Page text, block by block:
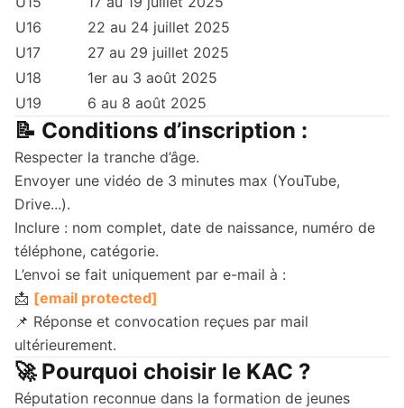
U16
22 au 24 juillet 2025
U17
27 au 29 juillet 2025
U18
1er au 3 août 2025
U19
6 au 8 août 2025
📝 Conditions d’inscription :
Respecter la tranche d’âge.
Envoyer une vidéo de 3 minutes max (YouTube,
Drive...).
Inclure : nom complet, date de naissance, numéro de
téléphone, catégorie.
L’envoi se fait uniquement par e-mail à :
📩 [email protected]
📌 Réponse et convocation reçues par mail
ultérieurement.
🚀 Pourquoi choisir le KAC ?
Réputation reconnue dans la formation de jeunes